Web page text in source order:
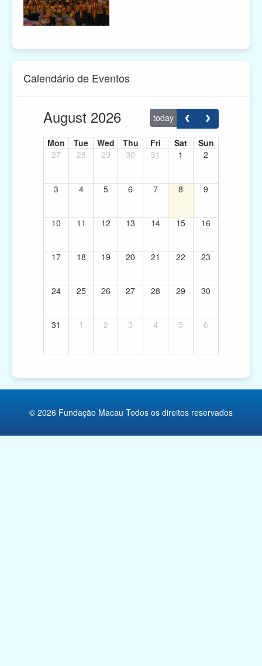
Calendário de Eventos
August 2026 today
Mon Tue Wed Thu Fri Sat
Sun
27
28 29 30 31 1 2
3 4 5 6 7 8 9
10 11 12 13 14 15 16
17 18 19 20 21 22 23
24 25 26 27 28 29 30
31 1 2 3 4 5 6
© 2026 Fundação Macau Todos os direitos reservados